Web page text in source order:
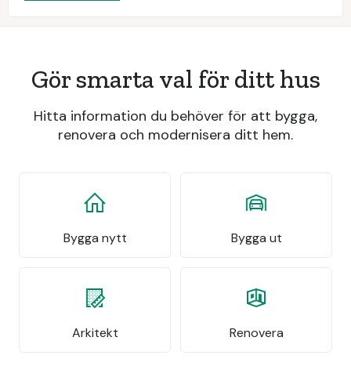
Gör smarta val för ditt hus
Hitta information du behöver för att bygga,
renovera och modernisera ditt hem.
Bygga nytt Bygga ut
Arkitekt Renovera